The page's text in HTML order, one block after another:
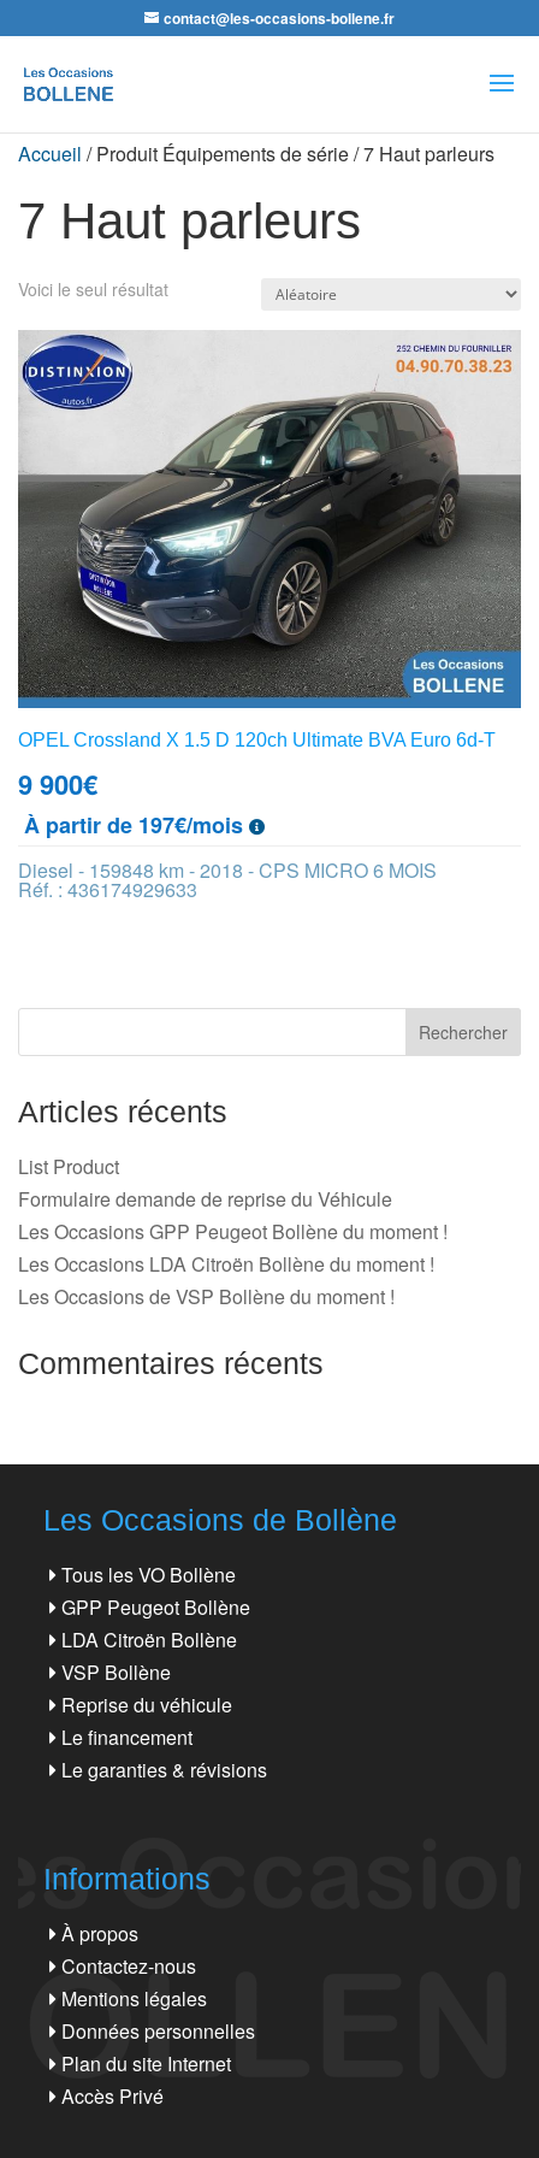
contact@les-occasions-bollene.fr
de
produits
Accueil / Produit Équipements de série / 7 Haut parleurs
7 Haut parleurs
Voici le seul résultat
OPEL Crossland X 1.5 D 120ch Ultimate BVA Euro 6d-T
9 900€
À partir de 197€/mois
Diesel - 159848 km - 2018 - CPS MICRO 6 MOIS
Réf. : 436174929633
Articles récents
List Product
Formulaire demande de reprise du Véhicule
Les Occasions GPP Peugeot Bollène du moment !
Les Occasions LDA Citroën Bollène du moment !
Les Occasions de VSP Bollène du moment !
Commentaires récents
Les Occasions de Bollène
Tous les VO Bollène
GPP Peugeot Bollène
LDA Citroën Bollène
VSP Bollène
Reprise du véhicule
Le financement
Le garanties & révisions
Informations
À propos
Contactez-nous
Mentions légales
Données personnelles
Plan du site Internet
Accès Privé